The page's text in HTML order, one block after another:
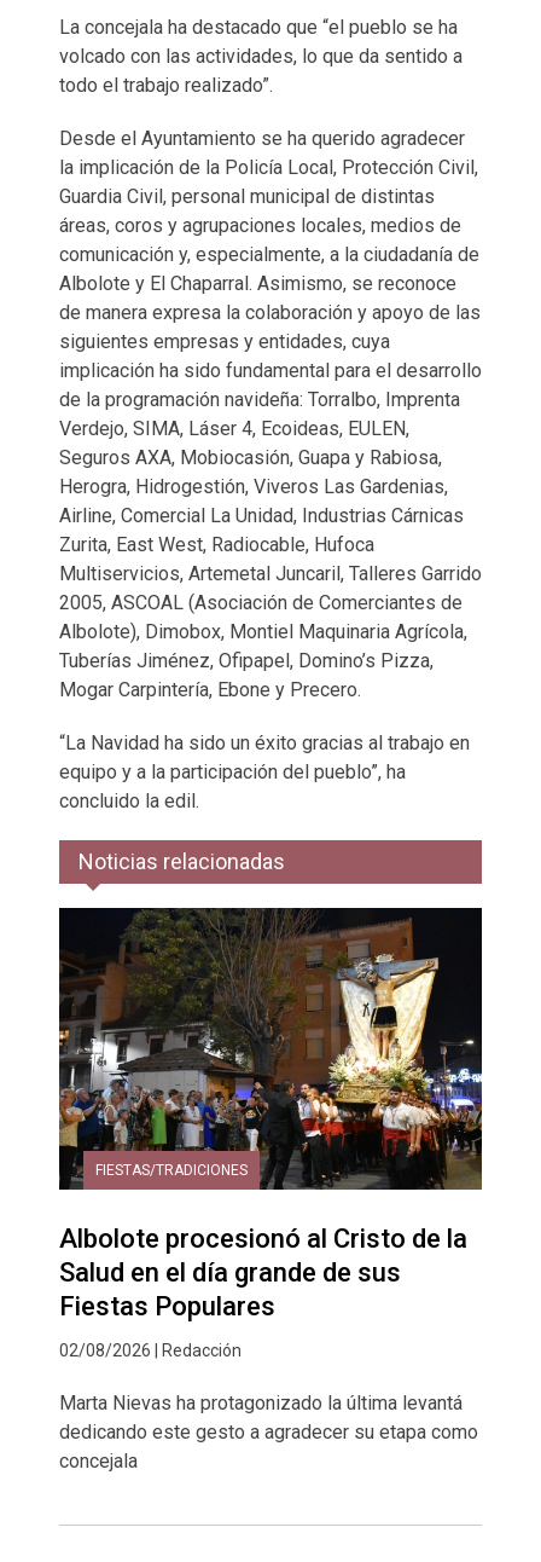
La concejala ha destacado que “el pueblo se ha
volcado con las actividades, lo que da sentido a
todo el trabajo realizado”.
Desde el Ayuntamiento se ha querido agradecer
la implicación de la Policía Local, Protección Civil,
Guardia Civil, personal municipal de distintas
áreas, coros y agrupaciones locales, medios de
comunicación y, especialmente, a la ciudadanía de
Albolote y El Chaparral. Asimismo, se reconoce
de manera expresa la colaboración y apoyo de las
siguientes empresas y entidades, cuya
implicación ha sido fundamental para el desarrollo
de la programación navideña: Torralbo, Imprenta
Verdejo, SIMA, Láser 4, Ecoideas, EULEN,
Seguros AXA, Mobiocasión, Guapa y Rabiosa,
Herogra, Hidrogestión, Viveros Las Gardenias,
Airline, Comercial La Unidad, Industrias Cárnicas
Zurita, East West, Radiocable, Hufoca
Multiservicios, Artemetal Juncaril, Talleres Garrido
2005, ASCOAL (Asociación de Comerciantes de
Albolote), Dimobox, Montiel Maquinaria Agrícola,
Tuberías Jiménez, Ofipapel, Domino’s Pizza,
Mogar Carpintería, Ebone y Precero.
“La Navidad ha sido un éxito gracias al trabajo en
equipo y a la participación del pueblo”, ha
concluido la edil.
Noticias relacionadas
FIESTAS/TRADICIONES
Albolote procesionó al Cristo de la
Salud en el día grande de sus
Fiestas Populares
02/08/2026 | Redacción
Marta Nievas ha protagonizado la última levantá
dedicando este gesto a agradecer su etapa como
concejala